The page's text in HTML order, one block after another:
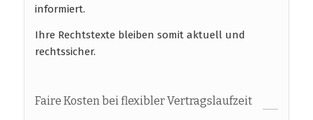
informiert.
Ihre Rechtstexte bleiben somit aktuell und
rechtssicher.
Faire Kosten bei flexibler Vertragslaufzeit